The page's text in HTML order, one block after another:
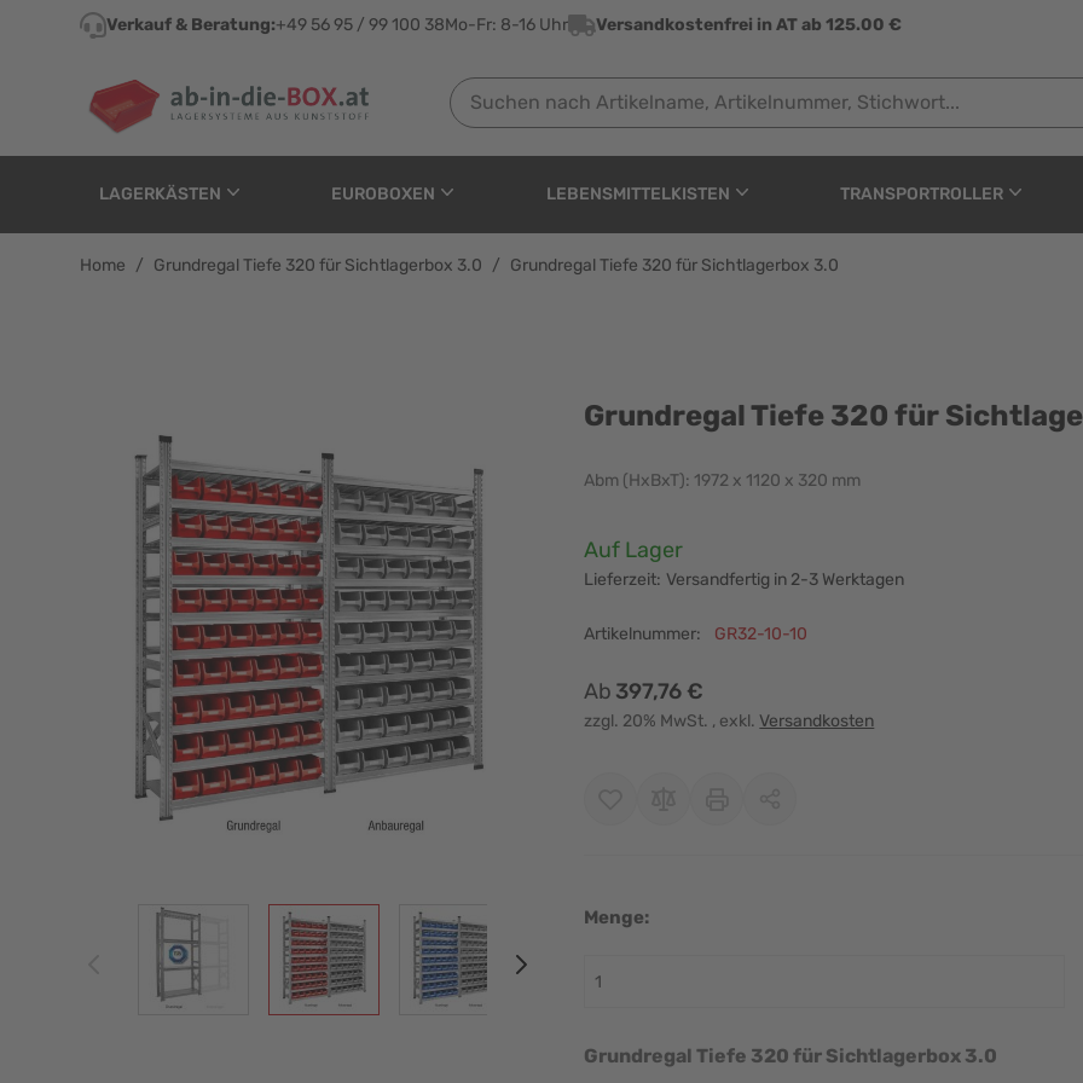
Direkt zum Inhalt
Verkauf & Beratung:+49 56 95 / 99 100 38Mo-Fr: 8-16 Uhr Versandkostenfrei in AT ab 125.00 €
Suchen nach Artikelname, Artikelnummer, Stichwort...
LAGERKÄSTEN EUROBOXEN LEBENSMITTELKISTEN TRANSPORTROLLER
Home / Grundregal Tiefe 320 für Sichtlagerbox 3.0 / Grundregal Tiefe 320 für Sichtlagerbox 3.0
Grundregal Tiefe 320 für Sichtlagerbox 3.0
View larger imageView larger imageView larger imageView larger image
Grundregal Tiefe 320 für
Abm (HxBxT): 1972 x 1120 x 320 mm
Verfügbarkeit:
Auf Lager
Lieferzeit: Versandfertig in 2-3 Werktagen
Artikelnummer: GR32-10-10
Ab 397,76 €
zzgl. 20% MwSt. , exkl. Versandkosten
Menge:
Grundregal Tiefe 320 für Sichtlagerbox 3.0